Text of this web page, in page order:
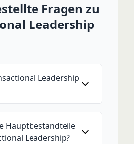
Fragen zu
Leadership
Leadership
Hauptbestandteile
Leadership?